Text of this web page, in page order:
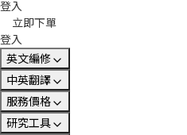
登入
立即下單
登入
英文編修
中英翻譯
服務價格
研究工具